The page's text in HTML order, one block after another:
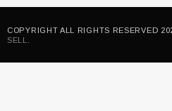
COPYRIGHT ALL RIGHTS RESERVED
SELL